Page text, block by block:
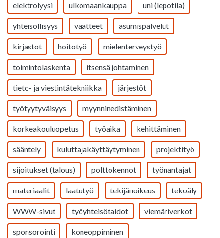
elektrolyysi ulkomaankauppa uni (lepotila)
yhteisöllisyys vaatteet asumispalvelut
kirjastot hoitotyö mielenterveystyö
toimintolaskenta itsensä johtaminen
tieto- ja viestintätekniikka järjestöt
työtyytyväisyys myynninedistäminen
korkeakouluopetus työaika kehittäminen
sääntely kuluttajakäyttäytyminen projektityö
sijoitukset (talous) polttokennot työnantajat
materiaalit laatutyö tekijänoikeus tekoäly
WWW-sivut työyhteisötaidot viemäriverkot
sponsorointi koneoppiminen